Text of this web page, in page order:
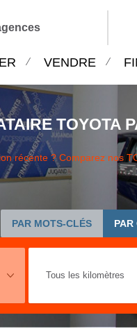
VENDRE
TOYOTA
récente ? Comparez nos
PAR MOTS-CLÉS PAR